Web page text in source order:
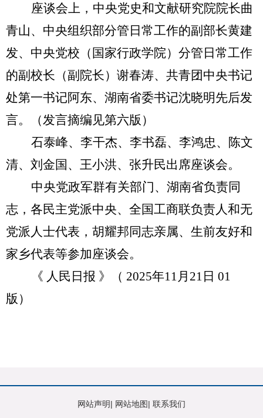
座谈会上，中央党史和文献研究院院长曲
青山、中央组织部分管日常工作的副部长黄建
发、中央党校（国家行政学院）分管日常工作
的副校长（副院长）谢春涛、共青团中央书记
处第一书记阿东、湖南省委书记沈晓明先后发
言。（发言摘编见第六版）
石泰峰、李干杰、李书磊、李鸿忠、陈文
清、刘金国、王小洪、张升民出席座谈会。
中央党政军群有关部门、湖南省负责同
志，各民主党派中央、全国工商联负责人和无
党派人士代表，胡耀邦同志亲属、生前友好和
家乡代表等参加座谈会。
《 人民日报 》（ 2025年11 月 21 日 01
版）
网站声明| 网站地图| 联系我们